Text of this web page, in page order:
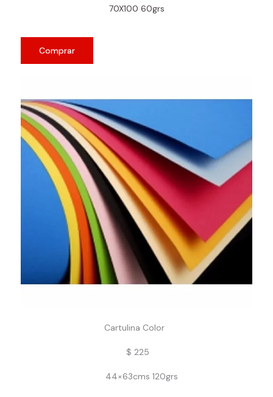
70X100 60grs
Comprar
Cartulina Color
$ 225
44×63cms 120grs